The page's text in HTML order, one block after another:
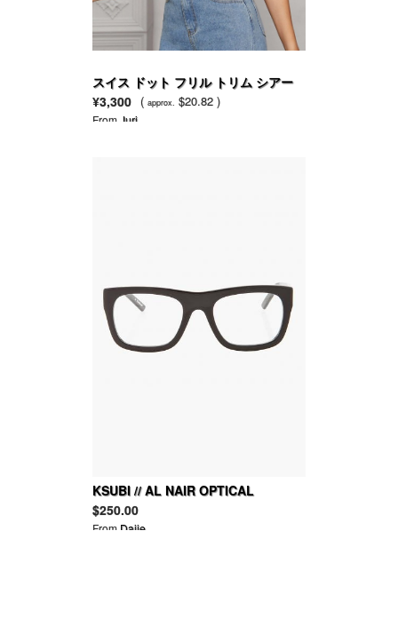
スイス ドット フリル トリム シアー
ブラウス
¥3,300 ( approx. $20.82 )
From Juri
KSUBI // AL NAIR OPTICAL
GLASSES
$250.00
From Daije